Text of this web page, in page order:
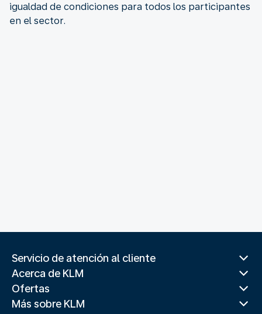
igualdad de condiciones para todos los participantes
en el sector.
Servicio de atención al cliente
Acerca de KLM
Ofertas
Más sobre KLM